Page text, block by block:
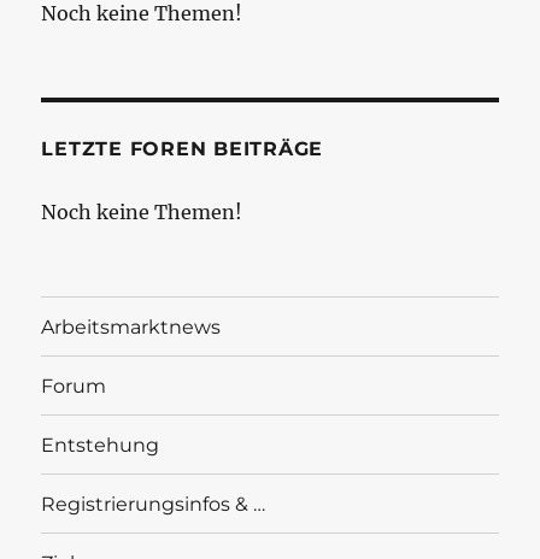
Noch keine Themen!
LETZTE FOREN BEITRÄGE
Noch keine Themen!
Arbeitsmarktnews
Forum
Entstehung
Registrierungsinfos & …